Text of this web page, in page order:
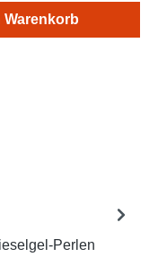
Warenkorb
Perlen